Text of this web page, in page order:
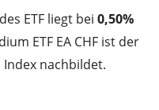
ETF liegt bei 0,50%
ETF EA CHF ist der
Index nachbildet.
EA CHF hat ein